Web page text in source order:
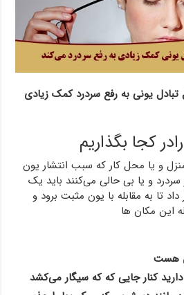
یونی به رفع سردرد کمک زیادی
کجا بگذاریم
و یا محل کار که سبب انتشار یون
و یا بی حالی می‌کنند باید یک
تا به مقابله با یون مثبت برود و
این مکان ها
هست
کنار جایی که که سیگار می‌کشد